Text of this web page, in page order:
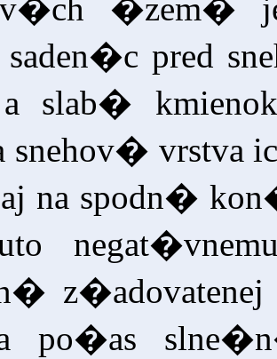
�zem�
saden�c pred
slab�
snehov�
na spodn�
po�as